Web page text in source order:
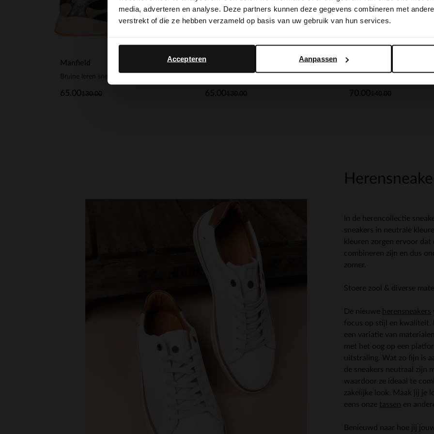
media, adverteren en analyse. Deze partners kunnen deze gegevens combineren met
verstrekt of die ze hebben verzameld op basis van uw gebruik van hun services.
Aanpassen
Accepteren
Manfield
130.00
65.00
Manfield
In de herencollectie
sneakers in neutrale
kleuren zorgen ervoor
combineren zijn en dus
zomer.
Stoere zool & diverse
De nieuwe herensneakers
focus op stijl en kwaliteit.
een variatie van
met het oog op een
uitstraling. Wat zo fijn is
de sneakers neutraal zijn
waardoor ze ideaal te
zakelijke look. Maak jij je
eens onze tassen en
Benieuwd naar hoe jij